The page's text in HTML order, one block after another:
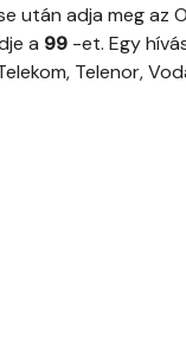
után adja meg az
a 99 -et. Egy
Telenor,